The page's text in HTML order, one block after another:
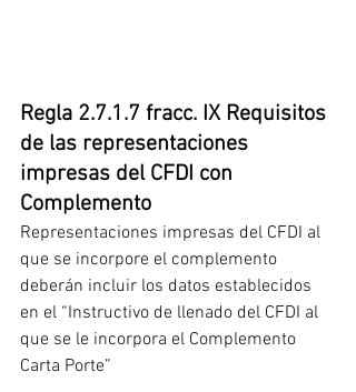
Regla 2.7.1.7 fracc. IX Requisitos
de las representaciones
impresas del CFDI con
Complemento
Representaciones impresas del CFDI al
que se incorpore el complemento
deberán incluir los datos establecidos
en el “Instructivo de llenado del CFDI al
que se le incorpora el Complemento
Carta Porte”